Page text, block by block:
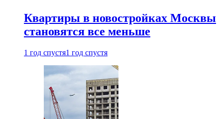
Квартиры в новостройках Москвы
становятся все меньше
1 год спустя1 год спустя